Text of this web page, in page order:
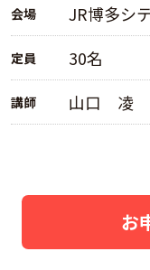
会場 JR博多シ
定員 30名
講師 山口 凌
お